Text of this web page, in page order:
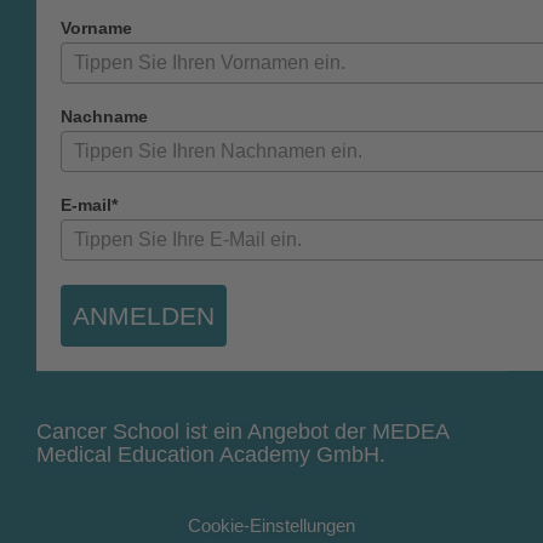
Vorname
Nachname
E-mail*
ANMELDEN
Cancer School ist ein Angebot der MEDEA
Medical Education Academy GmbH.
Cookie-Einstellungen